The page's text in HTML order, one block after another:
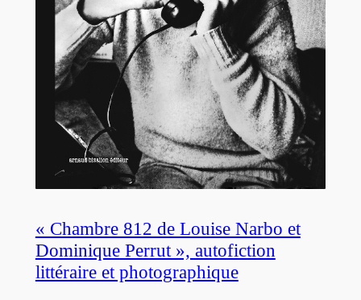
« Chambre 812 de Louise Narbo et
Dominique Perrut », autofiction
littéraire et photographique